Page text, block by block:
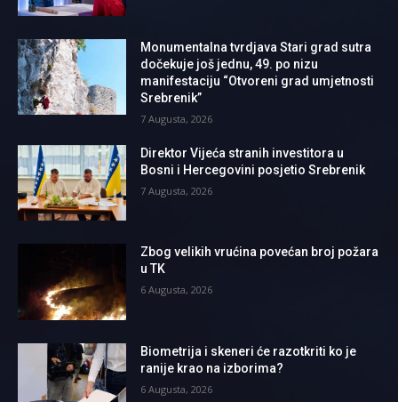
Monumentalna tvrdjava Stari grad sutra
dočekuje još jednu, 49. po nizu
manifestaciju “Otvoreni grad umjetnosti
Srebrenik”
7 Augusta, 2026
Direktor Vijeća stranih investitora u
Bosni i Hercegovini posjetio Srebrenik
7 Augusta, 2026
Zbog velikih vrućina povećan broj požara
u TK
6 Augusta, 2026
Biometrija i skeneri će razotkriti ko je
ranije krao na izborima?
6 Augusta, 2026